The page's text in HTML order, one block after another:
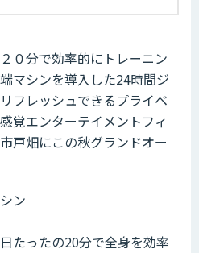
０分で効率的にトレーニン
マシンを導入した24時間ジ
フレッシュできるプライベ
覚エンターテイメントフィ
戸畑にこの秋グランドオー
ン
たったの20分で全身を効率